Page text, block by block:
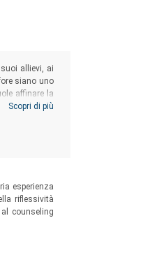
allievi, ai
siano uno
affinare la
un
Scopri di più
esperienza
riflessività
counseling